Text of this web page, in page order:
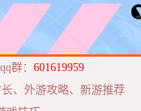
群： 601619959
、外游攻略、新游推荐